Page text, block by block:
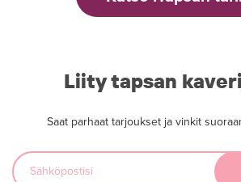
Liity tapsan
Saat parhaat tarjoukset ja vinkit